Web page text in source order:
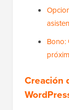
Bono:
Creación